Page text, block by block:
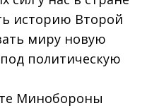
историю Второй
миру новую
политическую
Мин­обороны